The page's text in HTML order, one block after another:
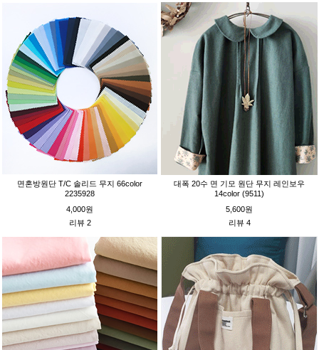
면혼방원단 T/C 솔리드 무지 66color
2235928
4,000원
리뷰 2
대폭 20수 면 기모 원단 무지 레인보우
14color (9511)
5,600원
리뷰 4